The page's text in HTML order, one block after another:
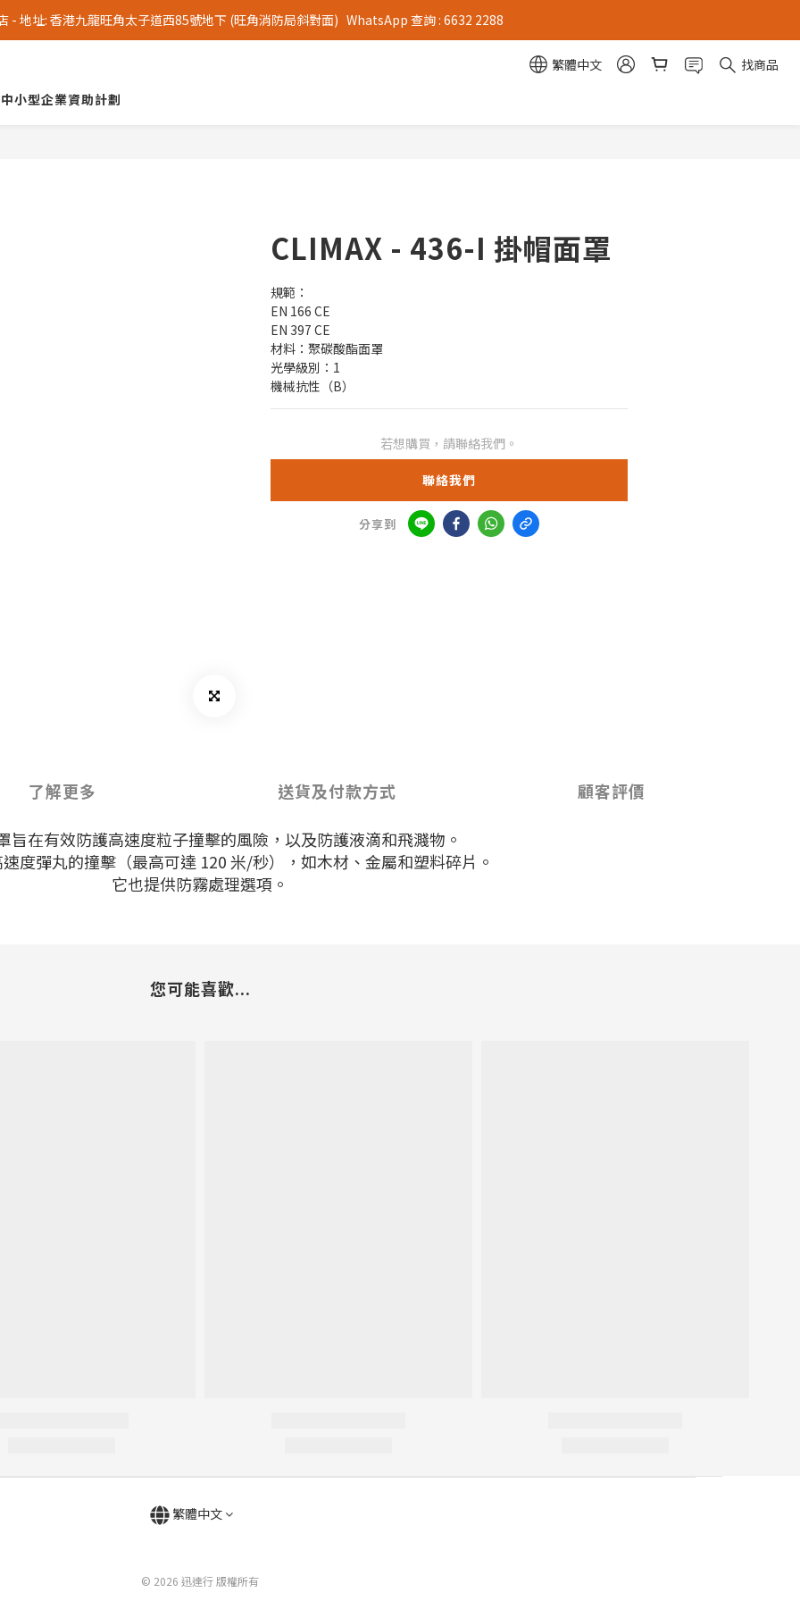
- 地址: 香港九龍旺角太子道西85號地下 (旺角消防局斜對面)   WhatsApp 查詢 : 6632 2288
繁體中文
找商品
中小型企業資助計劃
CLIMAX - 436-I 掛帽面罩
規範：
EN 166 CE
EN 397 CE
材料：聚碳酸酯面罩
光學級別：1
機械抗性（B）
若想購買，請聯絡我們。
聯絡我們
分享到
了解更多 送貨及付款方式 顧客評價
旨在有效防護高速度粒子撞擊的風險，以及防護液滴和飛濺物。
度彈丸的撞擊（最高可達 120 米/秒），如木材、金屬和塑料碎片。
它也提供防霧處理選項。
您可能喜歡...
繁體中文
© 2026 迅達行 版權所有